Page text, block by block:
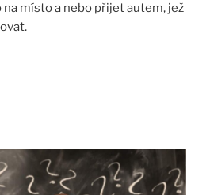
místo a nebo přijet autem, jež